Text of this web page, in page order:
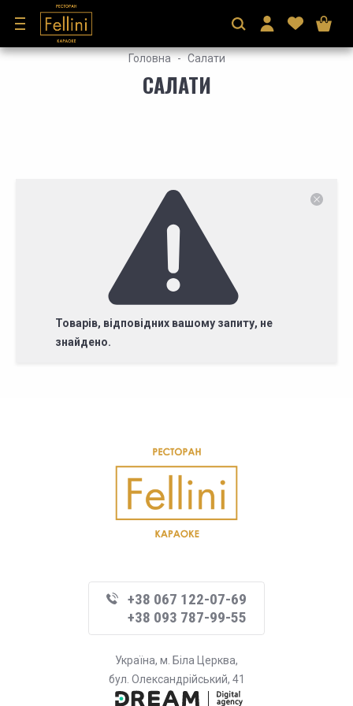
Головна Салати
САЛАТИ
Товарів, відповідних вашому запиту, не
знайдено.
+38 067 122-07-69
+38 093 787-99-55
Україна, м. Біла Церква,
бул. Олександрійський, 41